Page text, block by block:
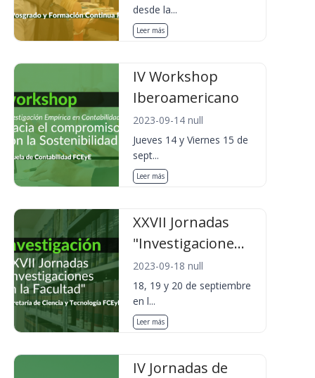
desde la...
Leer más
IV Workshop
Iberoamericano
2023-09-14 null
Jueves 14 y Viernes 15 de
sept...
Leer más
XXVII Jornadas
"Investigacione...
2023-09-18 null
18, 19 y 20 de septiembre
en l...
Leer más
IV Jornadas de